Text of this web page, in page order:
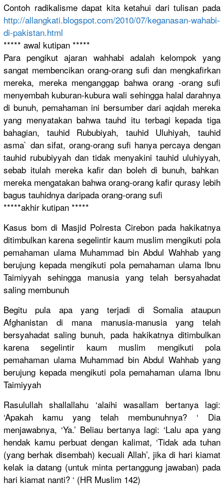
Contoh radikalisme dapat kita ketahui dari tulisan pada
http://allangkati.blogspot.com/2010/07/keganasan-wahabi-
di-pakistan.html
***** awal kutipan *****
Para pengikut ajaran wahhabi adalah kelompok yang
sangat membencikan orang-orang sufi dan mengkafirkan
mereka, mereka menganggap bahwa orang -orang sufi
menyembah kuburan-kubura wali sehingga halal darahnya
di bunuh, pemahaman ini bersumber dari aqidah mereka
yang menyatakanbahwa tauhd itu terbagi kepada tiga
bahagian, tauhid Rububiyah, tauhid Uluhiyah, tauhid
asma` dan sifat, orang-orang sufi hanya percaya dengan
tauhid rububiyyahdan tidak menyakini tauhid uluhiyyah,
sebab itulah mereka kafir dan boleh di bunuh, bahkan
mereka mengatakan bahwa orang-orang kafir qurasy lebih
bagus tauhidnya daripada orang-orang sufi
*****akhir kutipan *****
Kasus bom di Masjid Polresta Cirebon pada hakikatnya
ditimbulkan karena segelintirkaum muslim mengikuti pola
pemahaman ulama Muhammad bin Abdul Wahhab yang
berujung kepada mengikuti pola pemahaman ulama Ibnu
Taimiyyah sehingga manusia yang telah bersyahadat
saling membunuh
Begitu pula apa yang terjadi di Somalia ataupun
Afghanistan di mana manusia-manusia yang telah
bersyahadat saling bunuh, pada hakikatnyaditimbulkan
karena segelintir kaum muslim mengikuti pola
pemahaman ulama Muhammad bin Abdul Wahhab yang
berujung kepada mengikuti pola pemahaman ulama Ibnu
Taimiyyah
Rasulullah shallallahu ‘alaihi wasallam bertanya lagi:
‘Apakah kamu yang telah membunuhnya? ‘ Dia
menjawabnya, ‘Ya.’ Beliau bertanya lagi: ‘Lalu apa yang
hendak kamu perbuat dengan kalimat, ‘Tidak ada tuhan
(yang berhak disembah) kecuali Allah’, jika di hari kiamat
kelak ia datang (untuk minta pertanggung jawaban) pada
hari kiamat nanti? ‘ (HR Muslim 142)